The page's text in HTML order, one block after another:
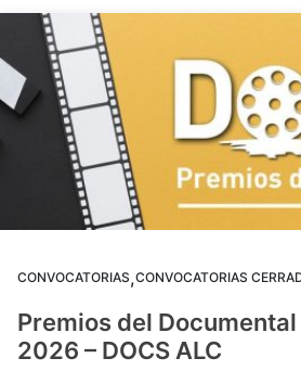
CONVOCATORIAS,CONVOCATORIAS
Premios del
2026 – DOCS ALC